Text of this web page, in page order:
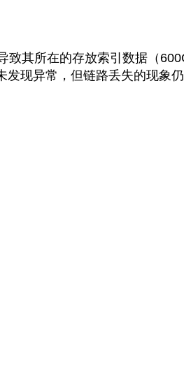
致其所在的存放索引数据（
发现异常，但链路丢失的现象